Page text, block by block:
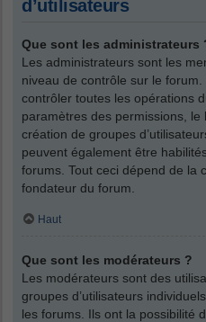
d’utilisateurs
Que sont les administrateurs
Les administrateurs sont les
niveau de contrôle sur le
contrôler toutes les opérations
paramètres des permissions, le
création de groupes
peuvent également être
forums. Tout ceci dépend de la
fondateur du forum.
Haut
Que sont les modérateurs ?
Les modérateurs sont des
groupes d’utilisateurs
les forums. Ils ont la possibilité